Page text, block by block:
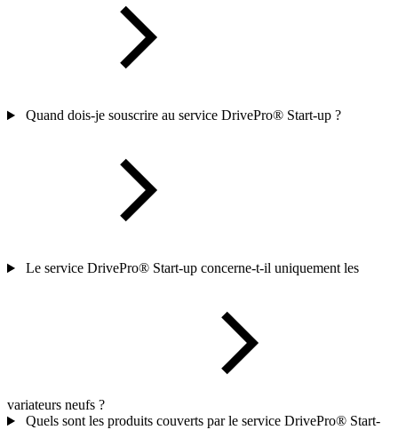
Quand dois-je souscrire au service DrivePro® Start-up ?
Le service DrivePro® Start-up concerne-t-il uniquement les
variateurs neufs ?
Quels sont les produits couverts par le service DrivePro® Start-